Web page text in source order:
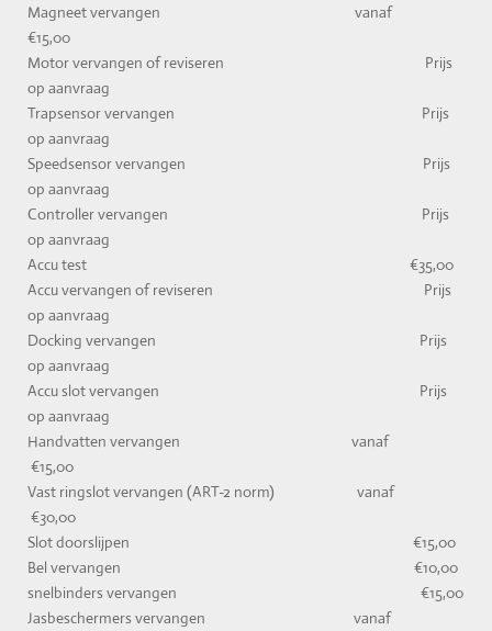
Magneet vervangen vanaf
€15,00
Motor vervangen of reviseren Prijs
op aanvraag
Trapsensor vervangen Prijs
op aanvraag
Speedsensor vervangen Prijs
op aanvraag
Controller vervangen Prijs
op aanvraag
Accu test €35,00
Accu vervangen of reviseren Prijs
op aanvraag
Docking vervangen Prijs
op aanvraag
Accu slot vervangen Prijs
op aanvraag
Handvatten vervangen vanaf
€15,00
Vast ringslot vervangen (ART-2 norm) vanaf
€30,00
Slot doorslijpen €15,00
Bel vervangen €10,00
snelbinders vervangen €15,00
Jasbeschermers vervangen vanaf